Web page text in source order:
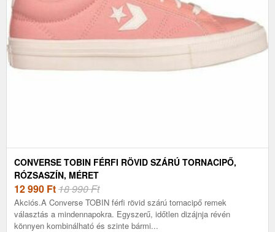
CONVERSE TOBIN FÉRFI RÖVID SZÁRÚ TORNACIPŐ,
RÓZSASZÍN, MÉRET
12 990 Ft18 990 Ft
Akciós.A Converse TOBIN férfi rövid szárú tornacipő remek
választás a mindennapokra. Egyszerű, időtlen dizájnja révén
könnyen kombinálható és szinte bármi...